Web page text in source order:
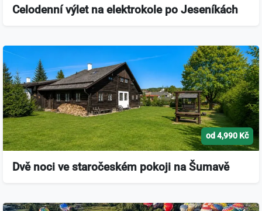
Celodenní výlet na elektrokole po Jeseníkách
od 4,990 Kč
Dvě noci ve staročeském pokoji na Šumavě